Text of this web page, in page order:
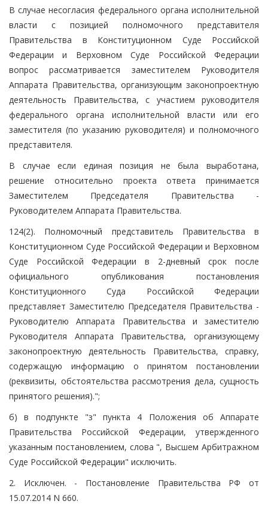
В случае несогласия федерального органа исполнительной
власти с позицией полномочного представителя
Правительства в Конституционном Суде Российской
Федерации и Верховном Суде Российской Федерации
вопрос рассматривается заместителем Руководителя
Аппарата Правительства, организующим законопроектную
деятельность Правительства, с участием руководителя
федерального органа исполнительной власти или его
заместителя (по указанию руководителя) и полномочного
представителя.
В случае если единая позиция не была выработана,
решение относительно проекта ответа принимается
Заместителем Председателя Правительства -
Руководителем Аппарата Правительства.
124(2). Полномочный представитель Правительства в
Конституционном Суде Российской Федерации и Верховном
Суде Российской Федерации в 2-дневный срок после
официального опубликования постановления
Конституционного Суда Российской Федерации
представляет Заместителю Председателя Правительства -
Руководителю Аппарата Правительства и заместителю
Руководителя Аппарата Правительства, организующему
законопроектную деятельность Правительства, справку,
содержащую информацию о принятом постановлении
(реквизиты, обстоятельства рассмотрения дела, сущность
принятого решения).";
б) в подпункте "з" пункта 4 Положения об Аппарате
Правительства Российской Федерации, утвержденного
указанным постановлением, слова ", Высшем Арбитражном
Суде Российской Федерации" исключить.
2. Исключен. - Постановление Правительства РФ от
15.07.2014 N 660.